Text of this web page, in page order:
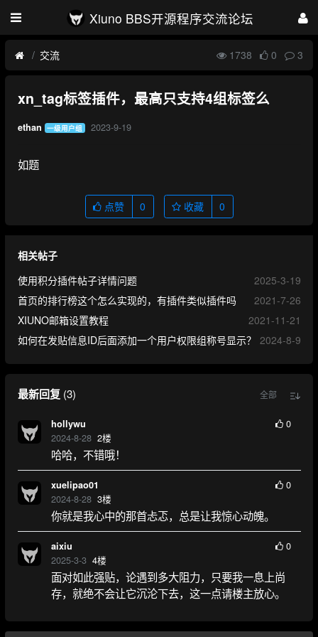
Xiuno BBS开源程序交流论坛
交流 1738 0 3
xn_tag标签插件，最高只支持4组标签么
ethan 一级用户组 2023-9-19
如题
点赞 0 收藏 0
相关帖子
使用积分插件帖子详情问题
2025-3-19
首页的排行榜这个怎么实现的，有插件类似插件吗
2021-7-26
XIUNO邮箱设置教程
2021-11-21
如何在发贴信息ID后面添加一个用户权限组称号显示？ 2024-8-9
最新回复(3) 全部
hollywu
2024-8-28 2楼
0
哈哈，不错哦！
xuelipao01
2024-8-28 3楼
0
你就是我心中的那首忐忑，总是让我惊心动魄。
aixiu
2025-3-3 4楼
0
面对如此强贴，论遇到多大阻力，只要我一息上尚
存，就绝不会让它沉沦下去，这一点请楼主放心。